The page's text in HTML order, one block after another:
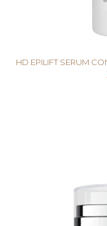
HD EPILIFT SERUM